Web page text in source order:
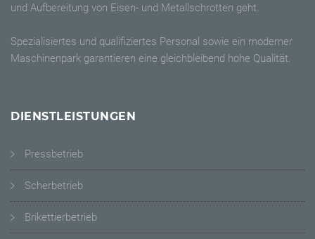
und Aufbereitung von Eisen- und Metallschrotten geht.
Spezialisiertes und qualifiziertes Personal sowie ein moderner
Maschinenpark garantieren eine gleichbleibend hohe Qualität.
DIENSTLEISTUNGEN
Pressbetrieb
Scherbetrieb
Brikettierbetrieb